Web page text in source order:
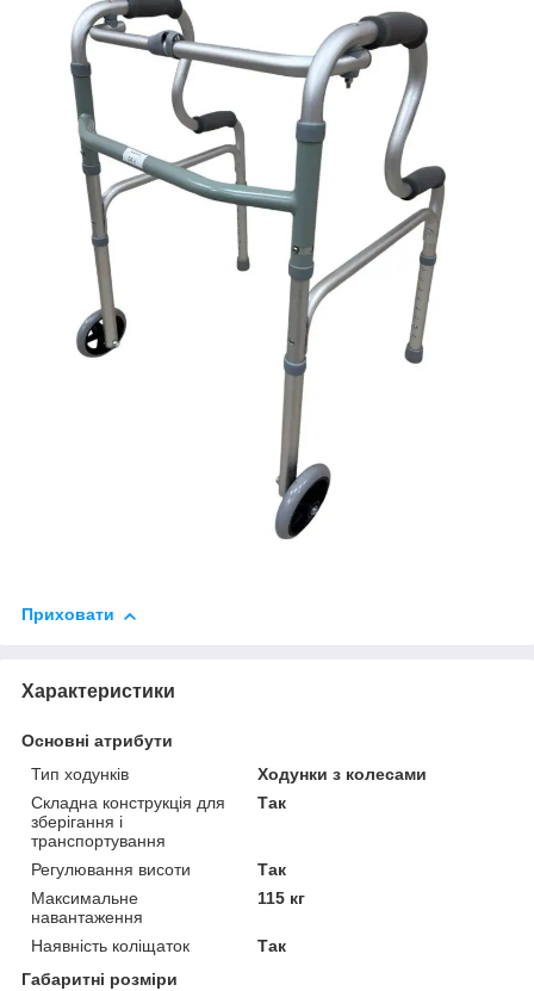
Приховати
Характеристики
Основні атрибути
Тип ходунків
Ходунки з колесами
Складна конструкція для
зберігання і
транспортування
Так
Регулювання висоти
Так
Максимальне
навантаження
115 кг
Наявність коліщаток
Так
Габаритні розміри